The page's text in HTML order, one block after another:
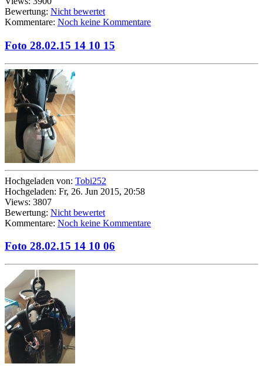
Bewertung: Nicht bewertet
Kommentare: Noch keine Kommentare
Foto 28.02.15 14 10 15
Hochgeladen von: Tobi252
Hochgeladen: Fr, 26. Jun 2015, 20:58
Views: 3807
Bewertung: Nicht bewertet
Kommentare: Noch keine Kommentare
Foto 28.02.15 14 10 06